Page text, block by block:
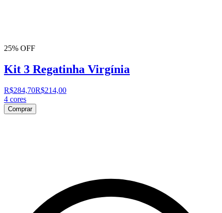
25% OFF
Kit 3 Regatinha Virgínia
R$284,70R$214,00
4 cores
Comprar